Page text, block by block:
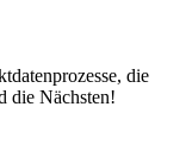
die
die Nächsten!